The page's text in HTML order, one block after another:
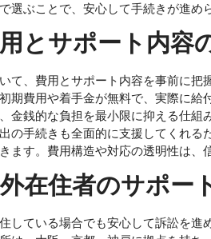
選ぶことで、安心して手続きが進め
とサポート内容
て、費用とサポート内容を事前に把
期費用や着手金が無料で、実際に給
金銭的な負担を最小限に抑える仕
の手続きも全面的に支援してくれる
ます。費用構造や対応の透明性は、
在住者のサポー
している場合でも安心して訴訟を進